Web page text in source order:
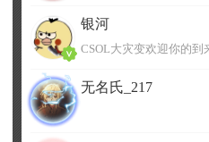
银河
无名氏_217